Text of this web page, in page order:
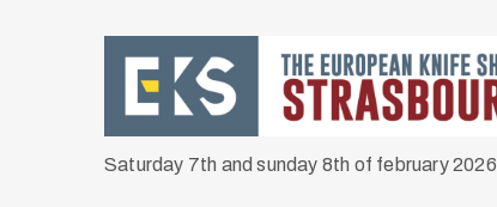
Saturday 7th and sunday 8th of february 2026